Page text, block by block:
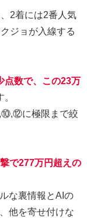
2着には2番人気
ジョが入線する
点数で、この23万
に極限まで絞
で277万円超えの
な裏情報とAIの
他を寄せ付けな